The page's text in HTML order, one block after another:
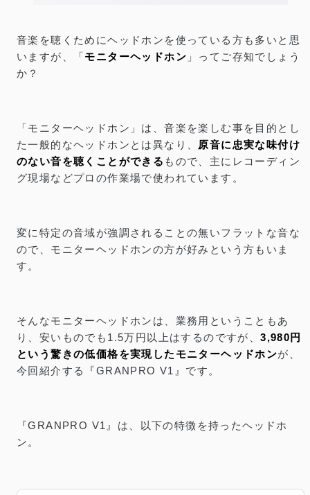
音楽を聴くためにヘッドホンを使っている方も多いと思
いますが、「モニターヘッドホン 」ってご存知でしょう
か？
「モニターヘッドホン」は、音楽を楽しむ事を目的とし
た一般的なヘッドホンとは異なり、 原音に忠実な味付け
のない音を聴くことができる もので、主にレコーディン
グ現場などプロの作業場で使われています。
変に特定の音域が強調されることの無いフラットな音な
ので、モニターヘッドホンの方が好みという方もいま
す。
そんなモニターヘッドホンは、業務用ということもあ
り、安いものでも1.5万円以上はするのですが、3,980円
という驚きの低価格を実現したモニターヘッドホンが、
今回紹介する『GRANPRO V1』です。
『GRANPRO V1』は、以下の特徴を持ったヘッドホ
ン。